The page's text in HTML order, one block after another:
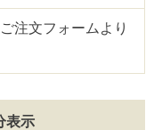
注文フォームより
表示